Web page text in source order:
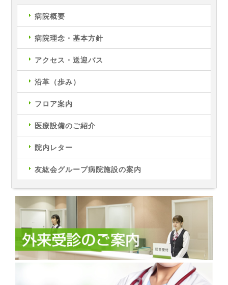
病院概要
病院理念・基本方針
アクセス・送迎バス
沿革（歩み）
フロア案内
医療設備のご紹介
院内レター
友紘会グループ病院施設の案内